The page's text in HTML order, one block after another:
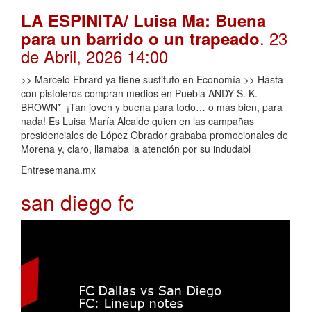
LA ESPINITA/ Luisa Ma: Buena
para un barrido o un trapeado. 23
de Abril, 2026 14:00
>> Marcelo Ebrard ya tiene sustituto en Economía >> Hasta
con pistoleros compran medios en Puebla ANDY S. K.
BROWN* ¡Tan joven y buena para todo… o más bien, para
nada! Es Luisa María Alcalde quien en las campañas
presidenciales de López Obrador grababa promocionales de
Morena y, claro, llamaba la atención por su indudabl
Entresemana.mx
san diego fc